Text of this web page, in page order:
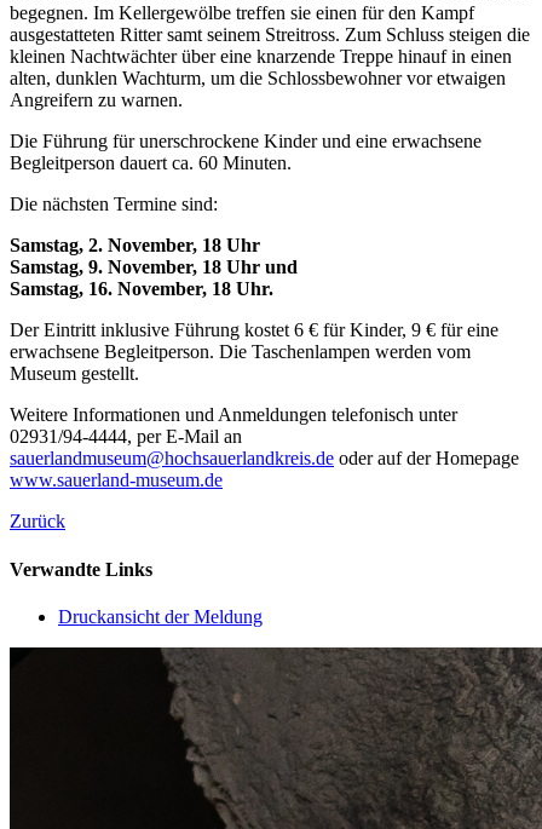
begegnen. Im Kellergewölbe treffen sie einen für den Kampf
ausgestatteten Ritter samt seinem Streitross. Zum Schluss steigen die
kleinen Nachtwächter über eine knarzende Treppe hinauf in einen
alten, dunklen Wachturm, um die Schlossbewohner vor etwaigen
Angreifern zu warnen.
Die Führung für unerschrockene Kinder und eine erwachsene
Begleitperson dauert ca. 60 Minuten.
Die nächsten Termine sind:
Samstag, 2. November, 18 Uhr
Samstag, 9. November, 18 Uhr und
Samstag, 16. November, 18 Uhr.
Der Eintritt inklusive Führung kostet 6 € für Kinder, 9 € für eine
erwachsene Begleitperson. Die Taschenlampen werden vom
Museum gestellt.
Weitere Informationen und Anmeldungen telefonisch unter
02931/94-4444, per E-Mail an
sauerlandmuseum@hochsauerlandkreis.de oder auf der Homepage
www.sauerland-museum.de
Zurück
Verwandte Links
Druckansicht der Meldung